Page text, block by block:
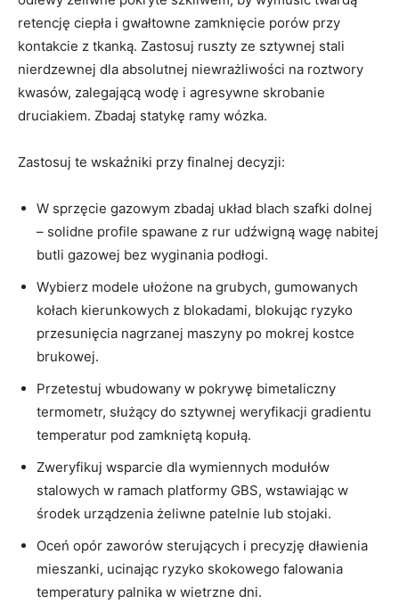
retencję ciepła i gwałtowne zamknięcie porów przy
kontakcie z tkanką. Zastosuj ruszty ze sztywnej stali
nierdzewnej dla absolutnej niewrażliwości na roztwory
kwasów, zalegającą wodę i agresywne skrobanie
druciakiem. Zbadaj statykę ramy wózka.
Zastosuj te wskaźniki przy finalnej decyzji:
W sprzęcie gazowym zbadaj układ blach szafki dolnej
– solidne profile spawane z rur udźwigną wagę nabitej
butli gazowej bez wyginania podłogi.
Wybierz modele ułożone na grubych, gumowanych
kołach kierunkowych z blokadami, blokując ryzyko
przesunięcia nagrzanej maszyny po mokrej kostce
brukowej.
Przetestuj wbudowany w pokrywę bimetaliczny
termometr, służący do sztywnej weryfikacji gradientu
temperatur pod zamkniętą kopułą.
Zweryfikuj wsparcie dla wymiennych modułów
stalowych w ramach platformy GBS, wstawiając w
środek urządzenia żeliwne patelnie lub stojaki.
Oceń opór zaworów sterujących i precyzję dławienia
mieszanki, ucinając ryzyko skokowego falowania
temperatury palnika w wietrzne dni.